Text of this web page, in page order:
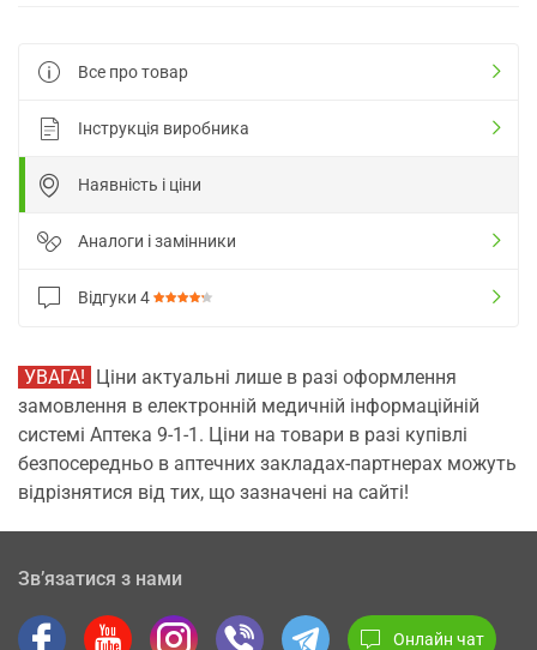
Все про товар
Інструкція виробника
Наявність і ціни
Аналоги і замінники
Відгуки 4
УВАГА! Ціни актуальні лише в разі оформлення
замовлення в електронній медичній інформаційній
системі Аптека 9-1-1. Ціни на товари в разі купівлі
безпосередньо в аптечних закладах-партнерах можуть
відрізнятися від тих, що зазначені на сайті!
Зв’язатися з нами
Онлайн чат